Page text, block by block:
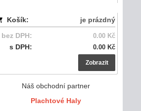
Košík:
je prázdný
bez DPH:
0.00 Kč
s DPH: 0.00 Kč
Zobrazit
Náš obchodní partner
Plachtové Haly